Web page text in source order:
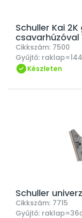
Schuller Kai
csavarhúzóval
Cikkszám: 7500
Gyűjtő:
Készleten
Schuller
Cikkszám: 7715
Gyűjtő: